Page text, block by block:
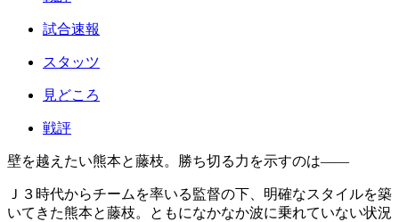
試合速報
スタッツ
見どころ
戦評
壁を越えたい熊本と藤枝。勝ち切る力を示すのは――
Ｊ３時代からチームを率いる監督の下、明確なスタイルを築
いてきた熊本と藤枝。ともになかなか波に乗れていない状況